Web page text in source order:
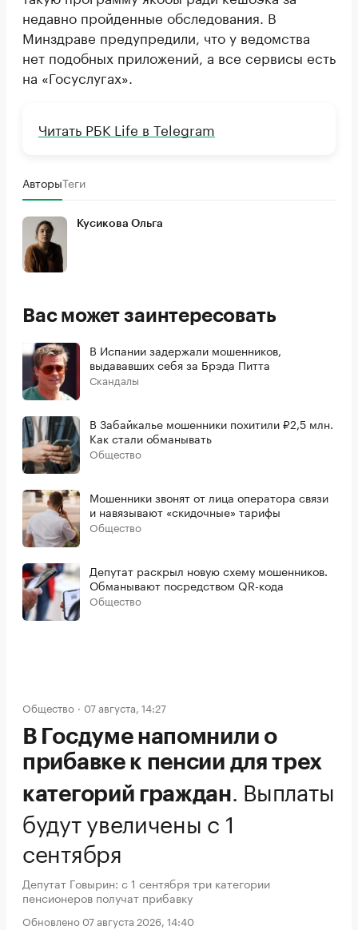
недавно пройденные обследования. В
Минздраве предупредили, что у ведомства
нет подобных приложений, а все сервисы есть
на «Госуслугах».
Читать РБК Life в Telegram
АвторыТеги
Кусикова Ольга
Вас может заинтересовать
В Испании задержали мошенников,
выдававших себя за Брэда Питта
Скандалы
В Забайкалье мошенники похитили ₽2,5 млн.
Как стали обманывать
Общество
Мошенники звонят от лица оператора связи
и навязывают «скидочные» тарифы
Общество
Депутат раскрыл новую схему мошенников.
Обманывают посредством QR-кода
Общество
Общество 07 августа, 14:27
В Госдуме напомнили о
прибавке к пенсии для трех
категорий граждан. Выплаты
будут увеличены с 1
сентября
Депутат Говырин: с 1 сентября три категории
пенсионеров получат прибавку
Обновлено 07 августа 2026, 14:40